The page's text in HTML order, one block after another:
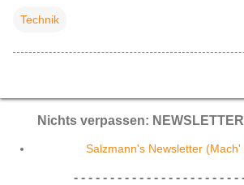
Technik
Nichts verpassen:
Salzmann's Newsletter (Mach'
- - - - - - - - - - - - - - - - - - - - - - -